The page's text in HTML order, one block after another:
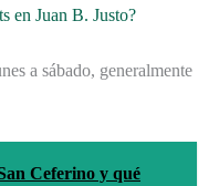
en Juan B. Justo?
a sábado, generalmente
Ceferino y qué